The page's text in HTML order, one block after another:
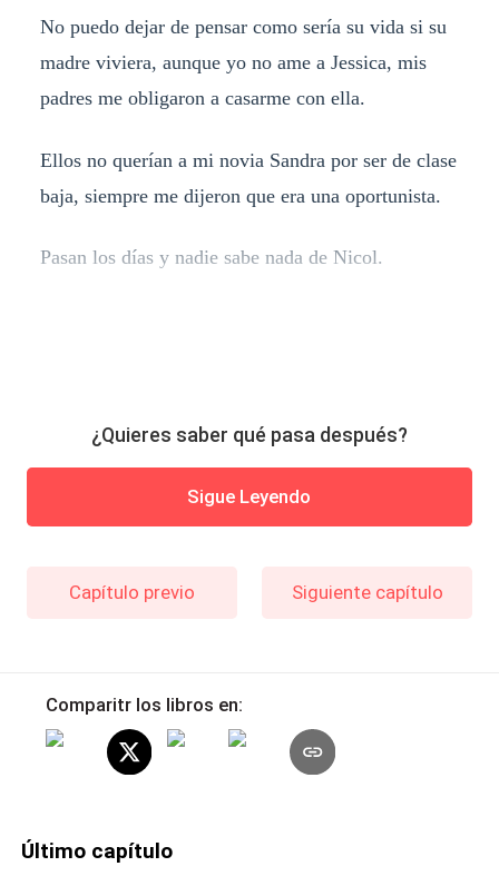
No puedo dejar de pensar como sería su vida si su
madre viviera, aunque yo no ame a Jessica, mis
padres me obligaron a casarme con ella.
Ellos no querían a mi novia Sandra por ser de clase
baja, siempre me dijeron que era una oportunista.
Pasan los días y nadie sabe nada de Nicol.
¿Quieres saber qué pasa después?
Sigue Leyendo
Capítulo previo Siguiente capítulo
Comparitr los libros en:
Último capítulo